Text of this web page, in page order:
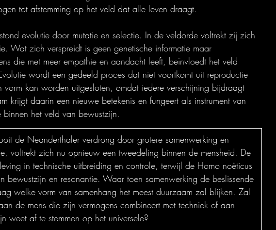
tot afstemming op het veld dat alle leven draagt.
evolutie door mutatie en selectie. In de veldorde voltrekt zij zich
Wat zich verspreidt is geen genetische informatie maar
die met meer empathie en aandacht leeft, beïnvloedt het veld
wordt een gedeeld proces dat niet voortkomt uit reproductie
vorm kan worden uitgesloten, omdat iedere verschijning bijdraagt
krijgt daarin een nieuwe betekenis en fungeert als instrument van
het veld van bewustzijn.
de Neanderthaler verdrong door grotere samenwerking en
voltrekt zich nu opnieuw een tweedeling binnen de mensheid. De
in technische uitbreiding en controle, terwijl de Homo noëticus
bewustzijn en resonantie. Waar toen samenwerking de beslissende
welke vorm van samenhang het meest duurzaam zal blijken. Zal
de mens die zijn vermogens combineert met techniek of aan
weet af te stemmen op het universele?